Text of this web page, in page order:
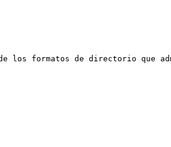
los formatos de directorio que